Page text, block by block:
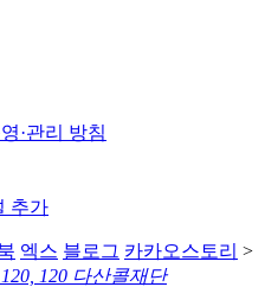
·관리 방침
추가
엑스 블로그 카카오스토리 >
120 다산콜재단